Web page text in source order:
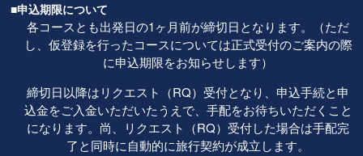
■申込期限について
各コースとも出発日の1ヶ月前が締切日となります。（ただ
し、仮登録を行ったコースについては正式受付のご案内の際
に申込期限をお知らせします）
締切日以降はリクエスト（RQ）受付となり、申込手続と申
込金をご入金いただいたうえで、手配をお待ちいただくこと
になります。尚、リクエスト（RQ）受付した場合は手配完
了と同時に自動的に旅行契約が成立します。